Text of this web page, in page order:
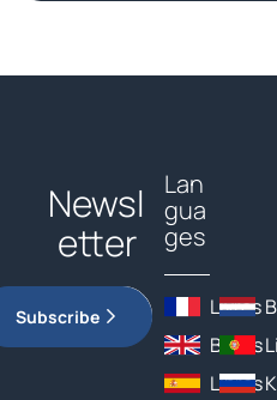
Newsl
etter
Subscribe
Lan
gua
ges
Livres
Books
Libros